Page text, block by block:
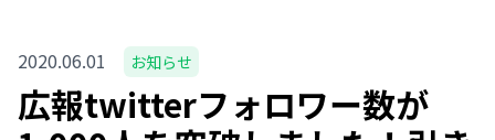
2020.06.01 お知らせ
広報twitterフォロワー数が